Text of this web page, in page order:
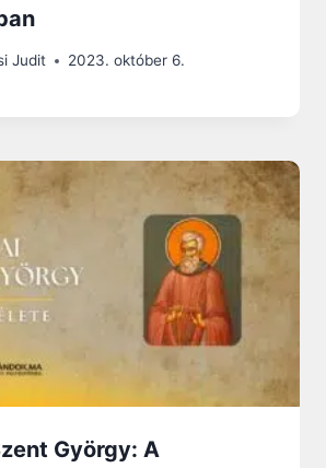
Judit 2023. október 6.
György: A